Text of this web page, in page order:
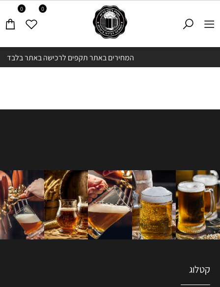
המחירים באתר תקפים לרכישה באתר בלבד
0 0
קטלוג